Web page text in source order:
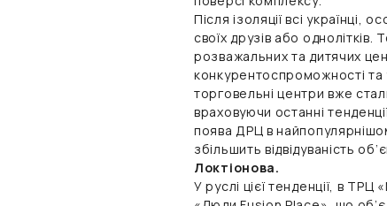
Після ізоляції всі
своїх друзів або однолітків.
розважальних та дитячих
конкурентоспроможності та
торговельні центри вже
враховуючи останні
поява ДРЦ в
збільшить відвідуваність
Локтіонова.
У руслі цієї тенденції, в